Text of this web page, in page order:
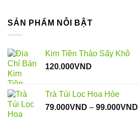
SẢN PHẨM NỖI BẬT
Kim Tiền Thảo Sấy Khô
120.000VND
Trà Túi Lọc Hoa Hòe
79.000VND – 99.000VND